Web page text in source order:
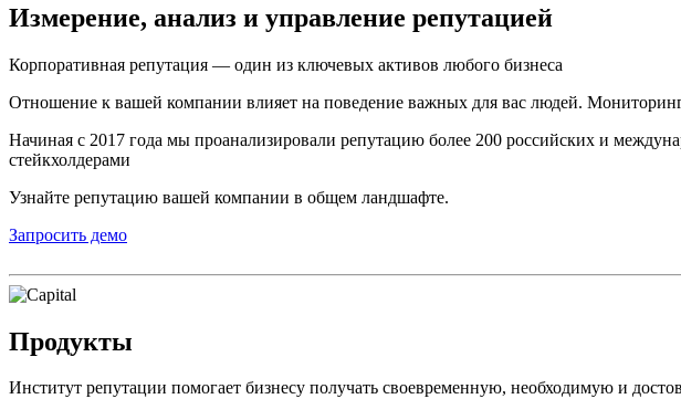
Измерение, анализ и управление репутацией
Корпоративная репутация — один из ключевых активов любого бизнеса
Отношение к вашей компании влияет на поведение важных для вас людей.
Начиная с 2017 года мы проанализировали репутацию более 200 российских и
стейкхолдерами
Узнайте репутацию вашей компании в общем ландшафте.
Запросить демо
Продукты
Институт репутации помогает бизнесу получать своевременную, необходимую и